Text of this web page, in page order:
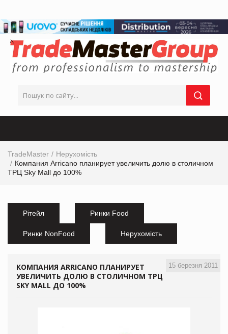
TradeMaster
Нерухомість
Компания Arricano планирует увеличить долю в столичном
ТРЦ Sky Mall до 100%
Рітейл Ринки Food
Ринки NonFood Нерухомість
15 березня 2011
КОМПАНИЯ ARRICANO ПЛАНИРУЕТ
УВЕЛИЧИТЬ ДОЛЮ В СТОЛИЧНОМ ТРЦ
SKY MALL ДО 100%